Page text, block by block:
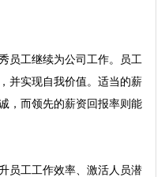
员工继续为公司工作。员工
并实现自我价值。适当的薪
，而领先的薪资回报率则能
员工工作效率、激活人员潜